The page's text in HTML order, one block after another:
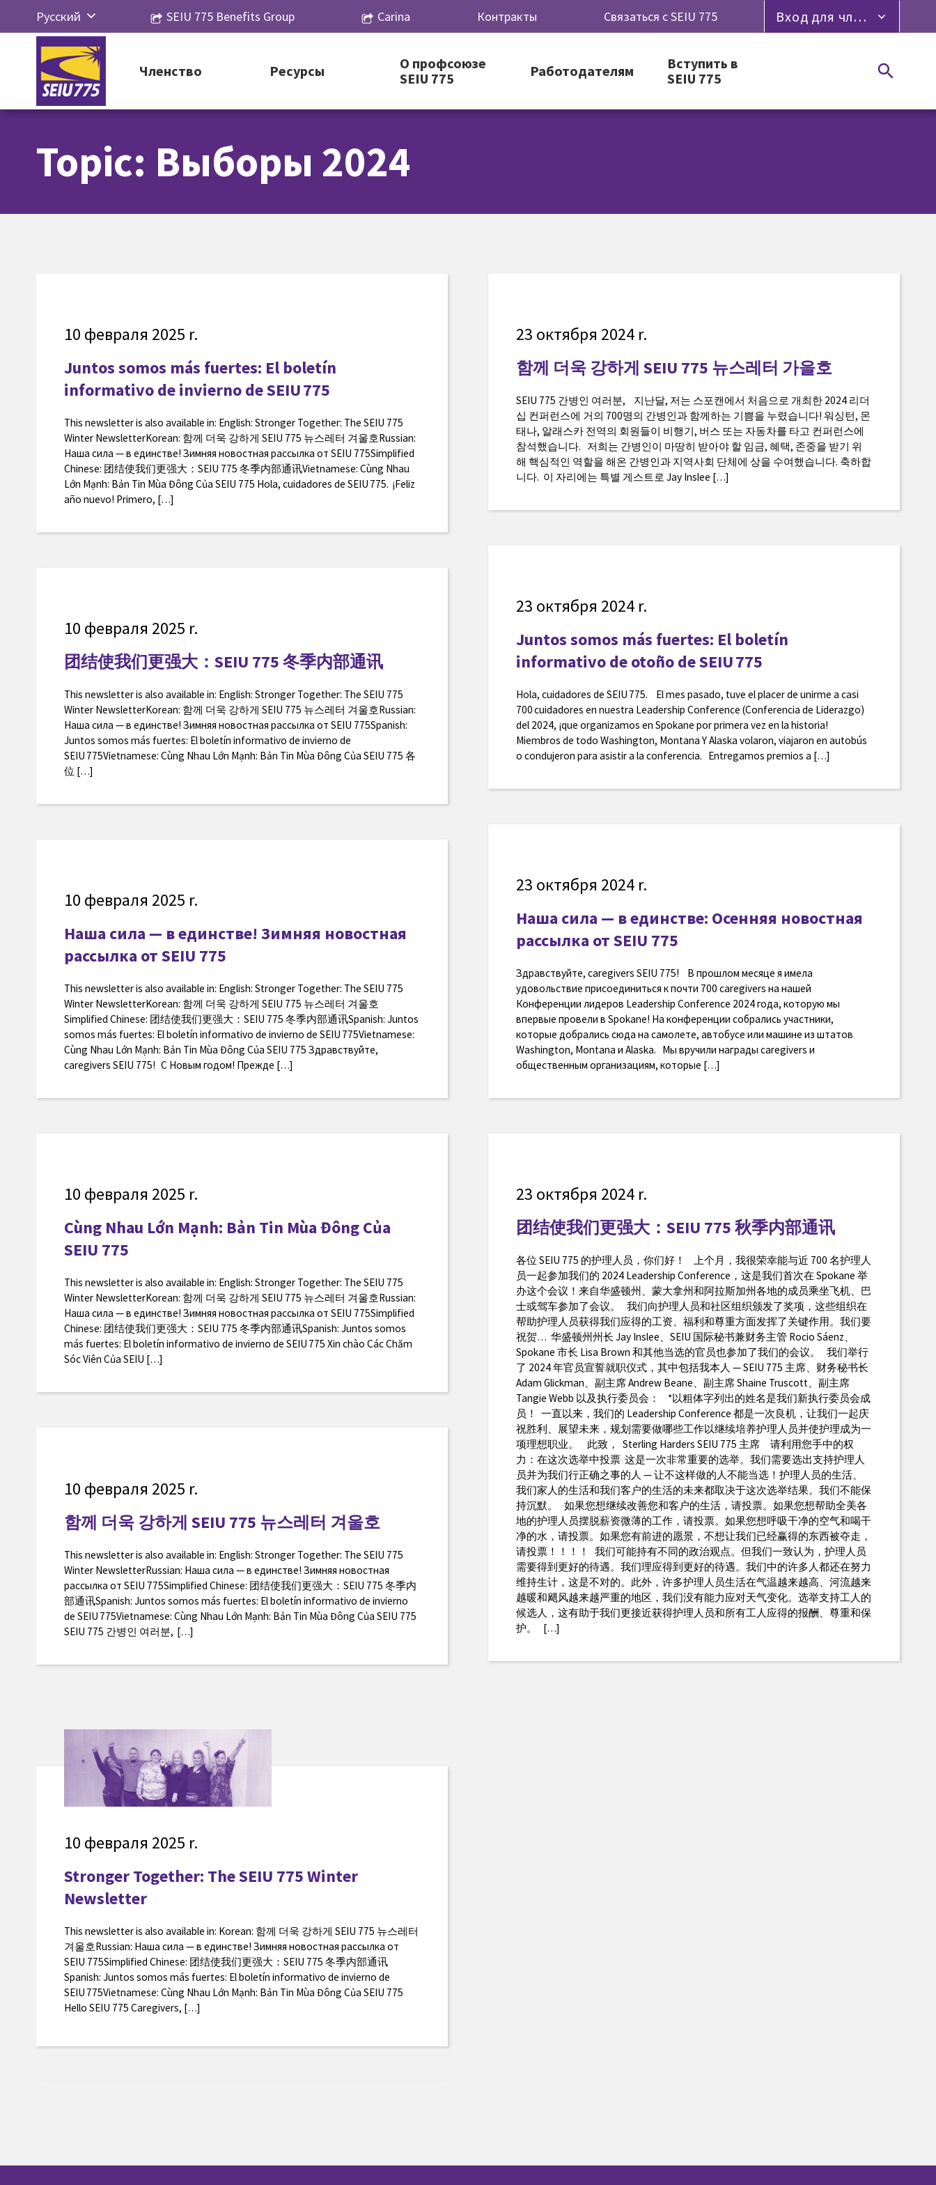
Перейти
контенту
Русский
English
Español
简体中
文
SEIU 775 Benefits Group Carina Контракты Связаться с SEIU 775 Вход для членов профсоюза
Членство Ресурсы
О профсоюзе
SEIU 775
Работодателям
Вступить в
SEIU 775
Topic: Выборы 2024
10 февраля 2025 r.
Juntos somos más fuertes: El boletín
informativo de invierno de SEIU 775
This newsletter is also available in: English: Stronger Together: The SEIU 775
Winter NewsletterKorean: 함께 더욱 강하게 SEIU 775 뉴스레터 겨울호Russian:
Наша сила — в единстве! Зимняя новостная рассылка от SEIU 775Simplified
Chinese: 团结使我们更强大：SEIU 775 冬季内部通讯Vietnamese: Cùng Nhau
Lớn Mạnh: Bản Tin Mùa Đông Của SEIU 775 Hola, cuidadores de SEIU 775. ¡Feliz
año nuevo! Primero, […]
10 февраля 2025 r.
团结使我们更强大：SEIU 775 冬季内部通讯
This newsletter is also available in: English: Stronger Together: The SEIU 775
Winter NewsletterKorean: 함께 더욱 강하게 SEIU 775 뉴스레터 겨울호Russian:
Наша сила — в единстве! Зимняя новостная рассылка от SEIU 775Spanish:
Juntos somos más fuertes: El boletín informativo de invierno de
SEIU 775Vietnamese: Cùng Nhau Lớn Mạnh: Bản Tin Mùa Đông Của SEIU 775 各
位 […]
10 февраля 2025 r.
Наша сила — в единстве! Зимняя новостная
рассылка от SEIU 775
This newsletter is also available in: English: Stronger Together: The SEIU 775
Winter NewsletterKorean: 함께 더욱 강하게 SEIU 775 뉴스레터 겨울호
Simplified Chinese: 团结使我们更强大：SEIU 775 冬季内部通讯Spanish: Juntos
somos más fuertes: El boletín informativo de invierno de SEIU 775Vietnamese:
Cùng Nhau Lớn Mạnh: Bản Tin Mùa Đông Của SEIU 775 Здравствуйте,
caregivers SEIU 775! С Новым годом! Прежде […]
10 февраля 2025 r.
Cùng Nhau Lớn Mạnh: Bản Tin Mùa Đông Của
SEIU 775
This newsletter is also available in: English: Stronger Together: The SEIU 775
Winter NewsletterKorean: 함께 더욱 강하게 SEIU 775 뉴스레터 겨울호Russian:
Наша сила — в единстве! Зимняя новостная рассылка от SEIU 775Simplified
Chinese: 团结使我们更强大：SEIU 775 冬季内部通讯Spanish: Juntos somos
más fuertes: El boletín informativo de invierno de SEIU 775 Xin chào Các Chăm
Sóc Viên Của SEIU […]
10 февраля 2025 r.
함께 더욱 강하게 SEIU 775 뉴스레터 겨울호
This newsletter is also available in: English: Stronger Together: The SEIU 775
Winter NewsletterRussian: Наша сила — в единстве! Зимняя новостная
рассылка от SEIU 775Simplified Chinese: 团结使我们更强大：SEIU 775 冬季内
部通讯Spanish: Juntos somos más fuertes: El boletín informativo de invierno
de SEIU 775Vietnamese: Cùng Nhau Lớn Mạnh: Bản Tin Mùa Đông Của SEIU 775
SEIU 775 간병인 여러분, […]
10 февраля 2025 r.
Stronger Together: The SEIU 775 Winter
Newsletter
This newsletter is also available in: Korean: 함께 더욱 강하게 SEIU 775 뉴스레터
겨울호Russian: Наша сила — в единстве! Зимняя новостная рассылка от
SEIU 775Simplified Chinese: 团结使我们更强大：SEIU 775 冬季内部通讯
Spanish: Juntos somos más fuertes: El boletín informativo de invierno de
SEIU 775Vietnamese: Cùng Nhau Lớn Mạnh: Bản Tin Mùa Đông Của SEIU 775
Hello SEIU 775 Caregivers, […]
23 октября 2024 r.
함께 더욱 강하게 SEIU 775 뉴스레터 가을호
SEIU 775 간병인 여러분, 지난달, 저는 스포캔에서 처음으로 개최한 2024 리더
십 컨퍼런스에 거의 700명의 간병인과 함께하는 기쁨을 누렸습니다! 워싱턴, 몬
태나, 알래스카 전역의 회원들이 비행기, 버스 또는 자동차를 타고 컨퍼런스에
참석했습니다. 저희는 간병인이 마땅히 받아야 할 임금, 혜택, 존중을 받기 위
해 핵심적인 역할을 해온 간병인과 지역사회 단체에 상을 수여했습니다. 축하합
니다. 이 자리에는 특별 게스트로 Jay Inslee […]
23 октября 2024 r.
Juntos somos más fuertes: El boletín
informativo de otoño de SEIU 775
Hola, cuidadores de SEIU 775. El mes pasado, tuve el placer de unirme a casi
700 cuidadores en nuestra Leadership Conference (Conferencia de Liderazgo)
del 2024, ¡que organizamos en Spokane por primera vez en la historia!
Miembros de todo Washington, Montana Y Alaska volaron, viajaron en autobús
o condujeron para asistir a la conferencia. Entregamos premios a […]
23 октября 2024 r.
Наша сила — в единстве: Осенняя новостная
рассылка от SEIU 775
Здравствуйте, caregivers SEIU 775! В прошлом месяце я имела
удовольствие присоединиться к почти 700 caregivers на нашей
Конференции лидеров Leadership Conference 2024 года, которую мы
впервые провели в Spokane! На конференции собрались участники,
которые добрались сюда на самолете, автобусе или машине из штатов
Washington, Montana и Alaska. Мы вручили награды caregivers и
общественным организациям, которые […]
23 октября 2024 r.
团结使我们更强大：SEIU 775 秋季内部通讯
各位 SEIU 775 的护理人员，你们好！ 上个月，我很荣幸能与近 700 名护理人
员一起参加我们的 2024 Leadership Conference，这是我们首次在 Spokane 举
办这个会议！来自华盛顿州、蒙大拿州和阿拉斯加州各地的成员乘坐飞机、巴
士或驾车参加了会议。 我们向护理人员和社区组织颁发了奖项，这些组织在
帮助护理人员获得我们应得的工资、福利和尊重方面发挥了关键作用。我们要
祝贺… 华盛顿州州长 Jay Inslee、SEIU 国际秘书兼财务主管 Rocio Sáenz、
Spokane 市长 Lisa Brown 和其他当选的官员也参加了我们的会议。 我们举行
了 2024 年官员宣誓就职仪式，其中包括我本人 — SEIU 775 主席、财务秘书长
Adam Glickman、副主席 Andrew Beane、副主席 Shaine Truscott、副主席
Tangie Webb 以及执行委员会： *以粗体字列出的姓名是我们新执行委员会成
员！ 一直以来，我们的 Leadership Conference 都是一次良机，让我们一起庆
祝胜利、展望未来，规划需要做哪些工作以继续培养护理人员并使护理成为一
项理想职业。 此致， Sterling Harders SEIU 775 主席 请利用您手中的权
力：在这次选举中投票 这是一次非常重要的选举。我们需要选出支持护理人
员并为我们行正确之事的人 — 让不这样做的人不能当选！护理人员的生活、
我们家人的生活和我们客户的生活的未来都取决于这次选举结果。我们不能保
持沉默。 如果您想继续改善您和客户的生活，请投票。如果您想帮助全美各
地的护理人员摆脱薪资微薄的工作，请投票。如果您想呼吸干净的空气和喝干
净的水，请投票。如果您有前进的愿景，不想让我们已经赢得的东西被夺走，
请投票！！！！ 我们可能持有不同的政治观点。但我们一致认为，护理人员
需要得到更好的待遇。我们理应得到更好的待遇。我们中的许多人都还在努力
维持生计，这是不对的。此外，许多护理人员生活在气温越来越高、河流越来
越暖和飓风越来越严重的地区，我们没有能力应对天气变化。选举支持工人的
候选人，这有助于我们更接近获得护理人员和所有工人应得的报酬、尊重和保
护。 […]